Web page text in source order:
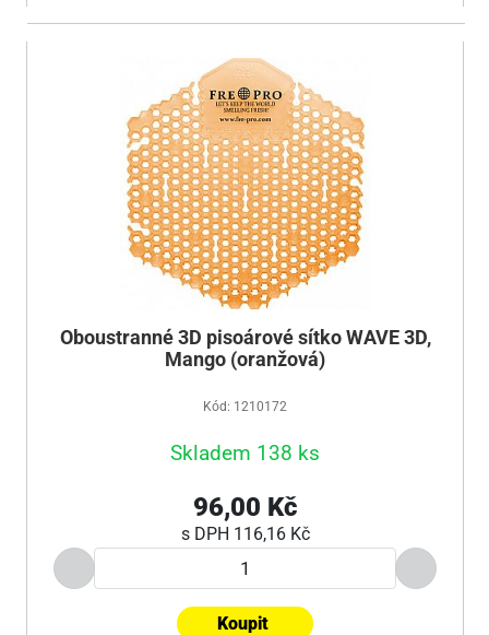
Oboustranné 3D pisoárové sítko WAVE 3D,
Mango (oranžová)
Kód: 1210172
Skladem 138 ks
96,00 Kč
s DPH 116,16 Kč
Koupit